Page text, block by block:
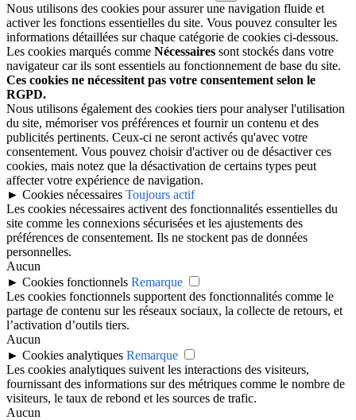
Nous utilisons des cookies pour assurer une navigation fluide et
activer les fonctions essentielles du site. Vous pouvez consulter les
informations détaillées sur chaque catégorie de cookies ci-dessous.
Les cookies marqués comme Nécessaires sont stockés dans votre
navigateur car ils sont essentiels au fonctionnement de base du site.
Ces cookies ne nécessitent pas votre consentement selon le
RGPD.
Nous utilisons également des cookies tiers pour analyser l'utilisation
du site, mémoriser vos préférences et fournir un contenu et des
publicités pertinents. Ceux-ci ne seront activés qu'avec votre
consentement. Vous pouvez choisir d'activer ou de désactiver ces
cookies, mais notez que la désactivation de certains types peut
affecter votre expérience de navigation.
► Cookies nécessaires Toujours actif
Les cookies nécessaires activent des fonctionnalités essentielles du
site comme les connexions sécurisées et les ajustements des
préférences de consentement. Ils ne stockent pas de données
personnelles.
Aucun
► Cookies fonctionnels Remarque
Les cookies fonctionnels supportent des fonctionnalités comme le
partage de contenu sur les réseaux sociaux, la collecte de retours, et
l’activation d’outils tiers.
Aucun
► Cookies analytiques Remarque
Les cookies analytiques suivent les interactions des visiteurs,
fournissant des informations sur des métriques comme le nombre de
visiteurs, le taux de rebond et les sources de trafic.
Aucun